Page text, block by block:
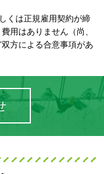
くは正規雇用契約が締
用はありません（尚、
方による合意事項があ